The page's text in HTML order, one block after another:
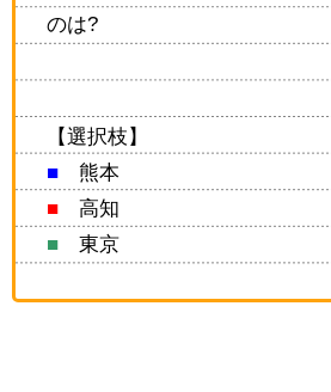
のは?
【選択枝】
■熊本
■高知
■東京